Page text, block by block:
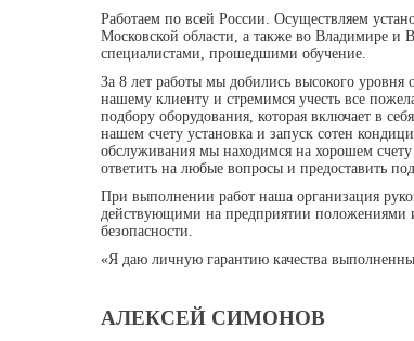
Работаем по всей России. Осуществляем
Московской области, а также во Владимире и
специалистами, прошедшими обучение.
За 8 лет работы мы добились высокого
нашему клиенту и стремимся учесть все
подбору оборудования, которая включает в
нашем счету установка и запуск сотен
обслуживания мы находимся на хорошем
ответить на любые вопросы и предоставить
При выполнении работ наша организация
действующими на предприятии
безопасности.
«Я даю личную гарантию качества
АЛЕКСЕЙ СИМОНОВ